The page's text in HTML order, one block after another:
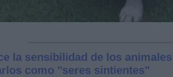
la sensibilidad de los
como "seres sintientes"